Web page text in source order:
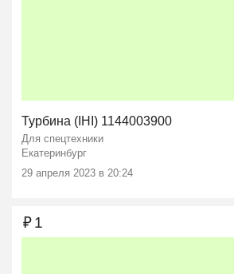
Турбина (IHI) 1144003900
Для спецтехники
Екатеринбург
29 апреля 2023 в 20:24
₽1